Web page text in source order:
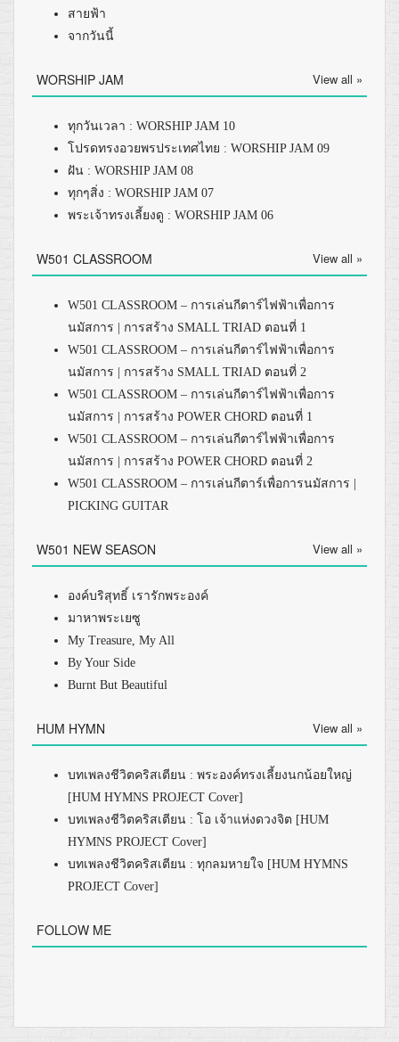
สายฟ้า
จากวันนี้
WORSHIP JAM View all »
ทุกวันเวลา : WORSHIP JAM 10
โปรดทรงอวยพรประเทศไทย : WORSHIP JAM 09
ฝัน : WORSHIP JAM 08
ทุกๆสิ่ง : WORSHIP JAM 07
พระเจ้าทรงเลี้ยงดู : WORSHIP JAM 06
W501 CLASSROOM View all »
W501 CLASSROOM – การเล่นกีตาร์ไฟฟ้าเพื่อการ
นมัสการ | การสร้าง SMALL TRIAD ตอนที่ 1
W501 CLASSROOM – การเล่นกีตาร์ไฟฟ้าเพื่อการ
นมัสการ | การสร้าง SMALL TRIAD ตอนที่ 2
W501 CLASSROOM – การเล่นกีตาร์ไฟฟ้าเพื่อการ
นมัสการ | การสร้าง POWER CHORD ตอนที่ 1
W501 CLASSROOM – การเล่นกีตาร์ไฟฟ้าเพื่อการ
นมัสการ | การสร้าง POWER CHORD ตอนที่ 2
W501 CLASSROOM – การเล่นกีตาร์เพื่อการนมัสการ |
PICKING GUITAR
W501 NEW SEASON View all »
องค์บริสุทธิ์ เรารักพระองค์
มาหาพระเยซู
My Treasure, My All
By Your Side
Burnt But Beautiful
HUM HYMN View all »
บทเพลงชีวิตคริสเตียน : พระองค์ทรงเลี้ยงนกน้อยใหญ่
[HUM HYMNS PROJECT Cover]
บทเพลงชีวิตคริสเตียน : โอ เจ้าแห่งดวงจิต [HUM
HYMNS PROJECT Cover]
บทเพลงชีวิตคริสเตียน : ทุกลมหายใจ [HUM HYMNS
PROJECT Cover]
FOLLOW ME